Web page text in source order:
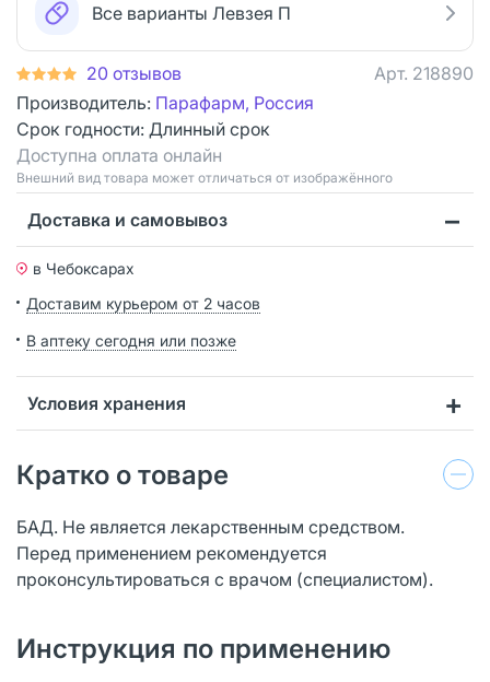
Все варианты Левзея П
20 отзывов Арт. 218890
Производитель: Парафарм, Россия
Срок годности: Длинный срок
Доступна оплата онлайн
Bнешний вид товара может отличаться от изображённого
Доставка и самовывоз
в Чебоксарах
Доставим курьером от 2 часов
В аптеку сегодня или позже
Условия хранения
Кратко о товаре
БАД. Не является лекарственным средством.
Перед применением рекомендуется
проконсультироваться с врачом (специалистом).
Инструкция по применению